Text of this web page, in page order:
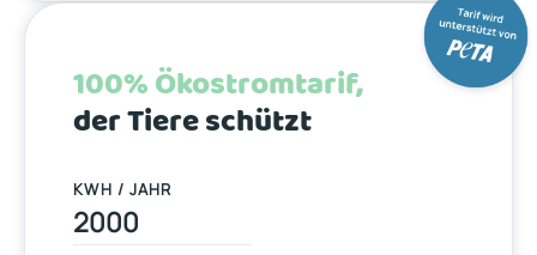
100% Ökostromtarif,
der Tiere schützt
KWH / JAHR